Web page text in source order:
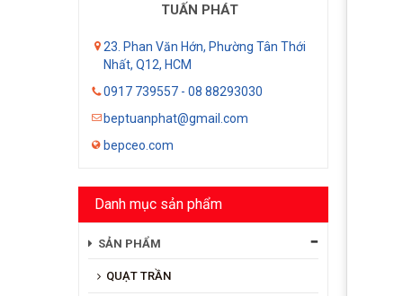
TUẤN PHÁT
23. Phan Văn Hớn, Phường Tân Thới
Nhất, Q12, HCM
0917 739557 - 08 88293030
beptuanphat@gmail.com
bepceo.com
Danh mục sản phẩm
SẢN PHẨM
QUẠT TRẦN